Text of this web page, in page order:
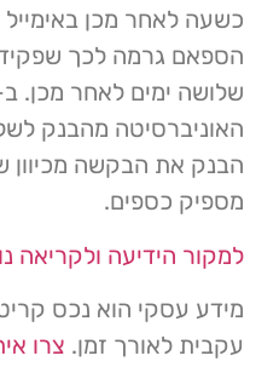
כשעה לאחר מכן באימייל
הספאם גרמה לכך
הבנק את הבקשה מכיוון
מספיק כספים.
למקור הידיעה ולקריאה
מידע עסקי הוא נכס
עקבית לאורך זמן. צרו